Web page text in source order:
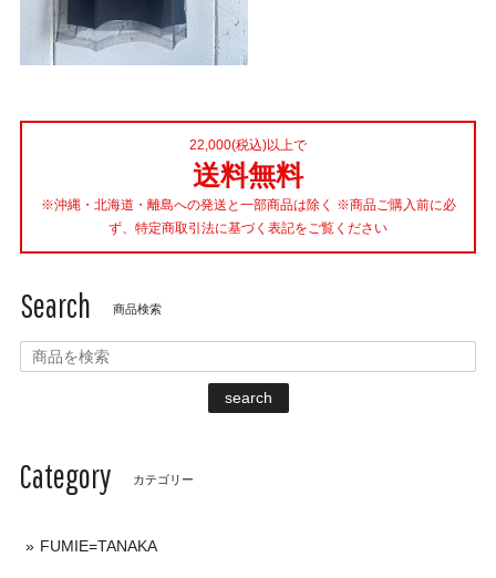
22,000(税込)以上で
送料無料
※沖縄・北海道・離島への発送と一部商品は除く ※商品ご購入前に必
ず、特定商取引法に基づく表記をご覧ください
Search 商品検索
search
Category カテゴリー
FUMIE=TANAKA